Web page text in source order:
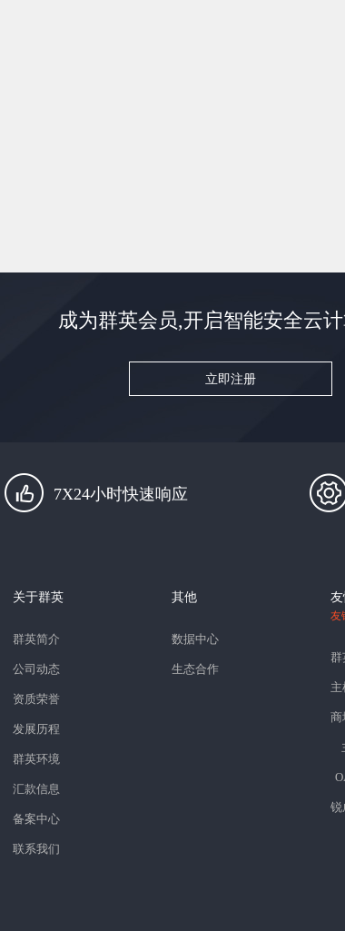
成为群英会员,开启智能安全云
立即注册
7X24小时快速响应
关于群英
群英简介
公司动态
资质荣誉
发展历程
群英环境
汇款信息
备案中心
联系我们
其他
数据中心
生态合作
友
群
商
锐